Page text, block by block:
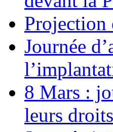
Journée
8 Mars :
leurs droits